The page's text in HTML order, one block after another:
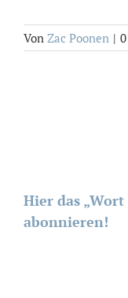
Von Zac Poonen |
Hier das
abonnieren!